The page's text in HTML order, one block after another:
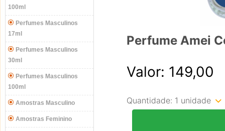
100ml
Perfumes Masculinos
17ml
Perfumes Masculinos
30ml
Perfumes Masculinos
100ml
Amostras Masculino
Amostras Feminino
Perfume Amei
Valor: 149,00
Quantidade: 1 unidade